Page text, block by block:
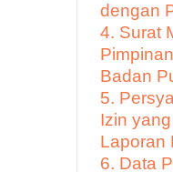
dengan
4. Surat
Badan
5.
Izin
Laporan
6. Data